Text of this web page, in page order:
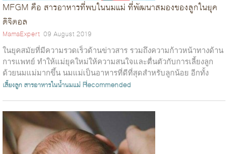
MFGM คือ สารอาหารที่พบในนมแม่ ที่พัฒนาสมองของลูกในยุค
ดิจิตอล
MamaExpert 09 August 2019
ในยุคสมัยที่มีความรวดเร็วด้านข่าวสาร รวมถึงความก้าวหน้าทางด้าน
การแพทย์ ทำให้แม่ยุคใหม่ให้ความสนใจและตื่นตัวกับการเลี้ยงลูก
ด้วยนมแม่มากขึ้น นมแม่เป็นอาหารที่ดีที่สุดสำหรับลูกน้อย อีกทั้ง
องค์การอนามัย...
เลี้ยงลูก สารอาหารในน้ำนมแม่ Recommended